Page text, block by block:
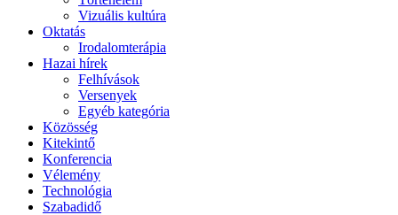
Vizuális kultúra
Oktatás
Irodalomterápia
Hazai hírek
Felhívások
Versenyek
Egyéb kategória
Közösség
Kitekintő
Konferencia
Vélemény
Technológia
Szabadidő